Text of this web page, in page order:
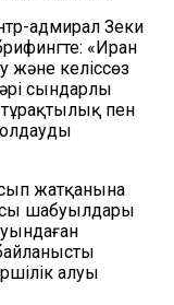
адмирал Зеки
«Иран
және келіссөз
сындарлы
тұрақтылық пен
жатқанына
шабуылдары
алуы